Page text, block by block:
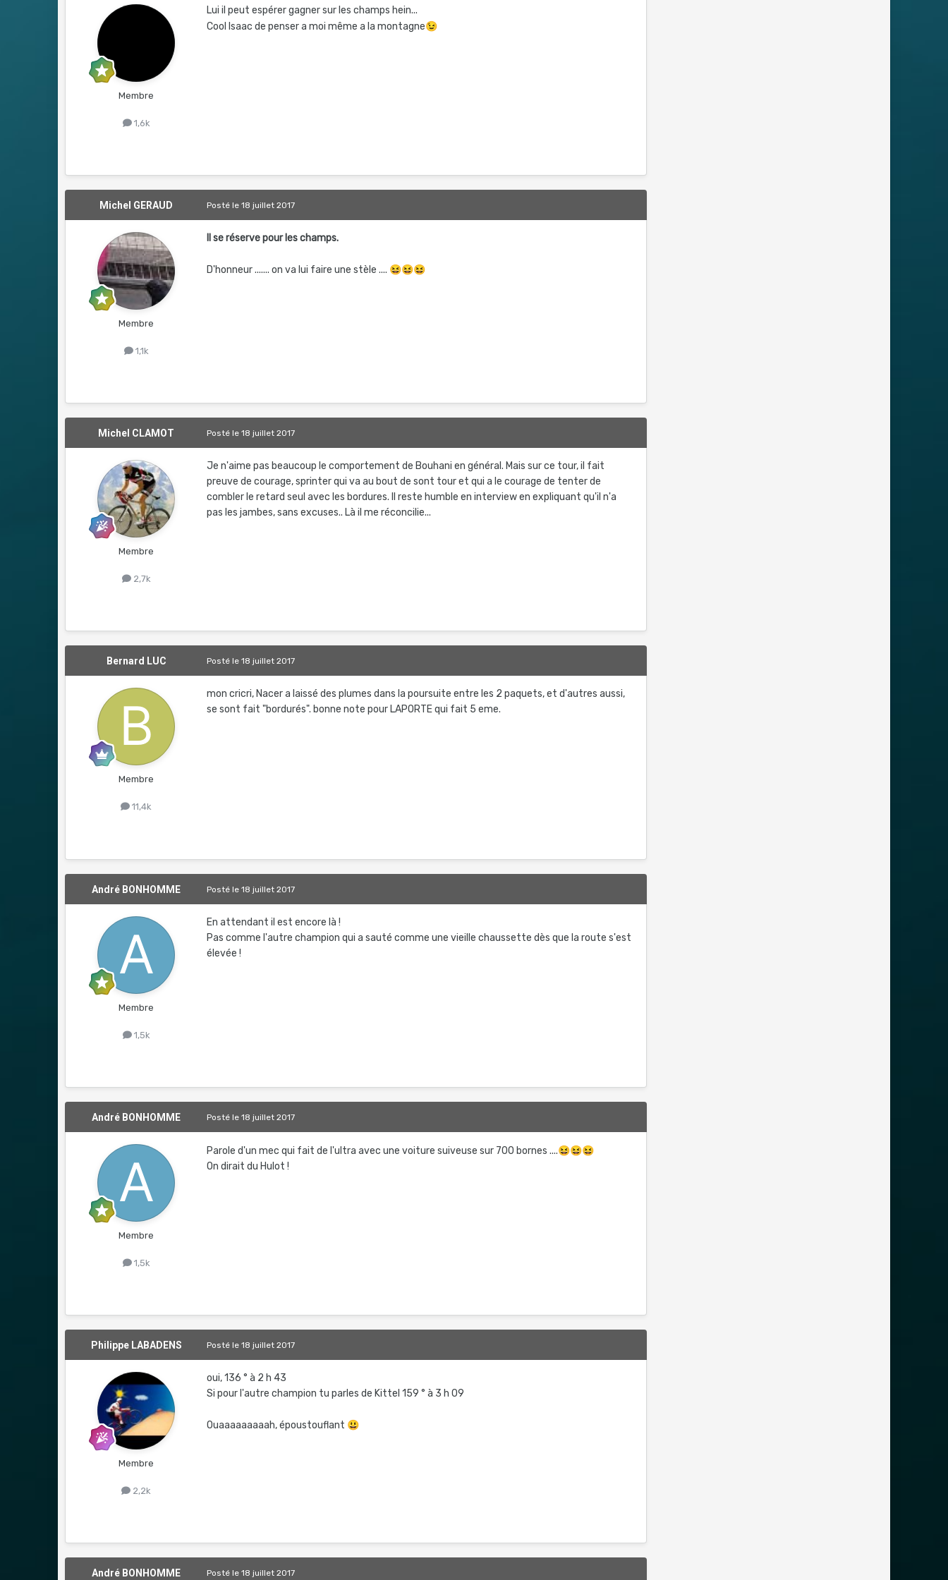
Membre
1,6k
Lui il peut espérer gagner sur les champs hein...
Cool Isaac de penser a moi même a la montagne😉
Michel GERAUD
Membre
1,1k
Postéle 18 juillet 2017
Il se réserve pour les champs.
D'honneur ....... on va lui faire une stèle .... 😆😆😆
Michel CLAMOT
Membre
2,7k
Postéle 18 juillet 2017
Je n'aime pas beaucoup le comportement de Bouhani en général. Mais sur ce tour, il fait
preuve de courage, sprinter qui va au bout de sont tour et qui a le courage de tenter de
combler le retard seul avec les bordures. Il reste humble en interview en expliquant qu'il n'a
pas les jambes, sans excuses.. Là il me réconcilie...
Bernard LUC
Membre
11,4k
Postéle 18 juillet 2017
mon cricri, Nacer a laissé des plumes dans la poursuite entre les 2 paquets, et d'autres aussi,
se sont fait "bordurés". bonne note pour LAPORTE qui fait 5 eme.
André BONHOMME
Membre
1,5k
Postéle 18 juillet 2017
En attendant il est encore là !
Pas comme l'autre champion qui a sauté comme une vieille chaussette dès que la route s'est
élevée !
André BONHOMME
Membre
1,5k
Postéle 18 juillet 2017
Parole d'un mec qui fait de l'ultra avec une voiture suiveuse sur 700 bornes ....😆😆😆
On dirait du Hulot !
Philippe LABADENS
Membre
2,2k
Postéle 18 juillet 2017
oui, 136 ° à 2 h 43
Si pour l'autre champion tu parles de Kittel 159 ° à 3 h 09
Ouaaaaaaaaah, époustouflant 😃
André BONHOMME Postéle 18 juillet 2017